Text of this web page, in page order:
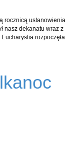
rocznicą ustanowienia
nasz dekanatu wraz z
rozpoczęła